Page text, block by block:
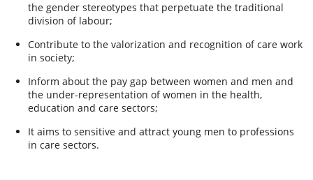
the gender stereotypes that perpetuate the traditional
division of labour;
Contribute to the valorization and recognition of care work
in society;
Inform about the pay gap between women and men and
the under-representation of women in the health,
education and care sectors;
It aims to sensitive and attract young men to professions
in care sectors.